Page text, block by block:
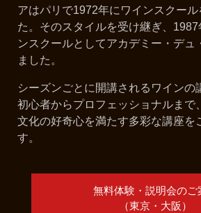
アはパリで1972年にワインスクー
た。そのスタイルを受け継ぎ、1987
ンスクールとしてアカデミー・デュ
ました。
シーズンごとに開講されるワインの
初心者からプロフェッショナルまで
文化の好奇心を満たす多彩な講座を
す。
無料体験・説明会のご
（東京・大阪）